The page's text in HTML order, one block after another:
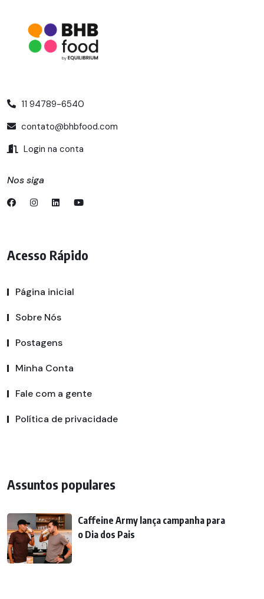
11 94789-6540
contato@bhbfood.com
Login na conta
Nos siga
Acesso Rápido
Página inicial
Sobre Nós
Postagens
Minha Conta
Fale com a gente
Política de privacidade
Assuntos populares
Caffeine Army lança campanha para
o Dia dos Pais